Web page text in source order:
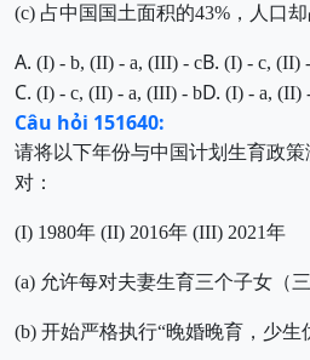
(c) 占中国国土面积的43%，人口
A. (I) - b, (II) - a, (III) - cB. (I) - c, (II)
C. (I) - c, (II) - a, (III) - bD. (I) - a, (II)
Câu hỏi 151640:
请将以下年份与中国计划生育政
对：
(I) 1980年 (II) 2016年 (III) 2021年
(a) 允许每对夫妻生育三个子女（
(b) 开始严格执行“晚婚晚育，少生